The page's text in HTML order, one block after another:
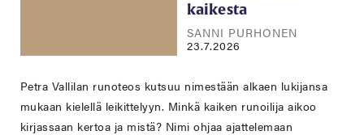
kaikesta
SANNI PURHONEN
23.7.2026
Petra Vallilan runoteos kutsuu nimestään alkaen lukijansa
mukaan kielellä leikittelyyn. Minkä kaiken runoilija aikoo
kirjassaan kertoa ja mistä? Nimi ohjaa ajattelemaan